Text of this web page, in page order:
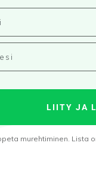
LIITY JA
murehtiminen. Lista